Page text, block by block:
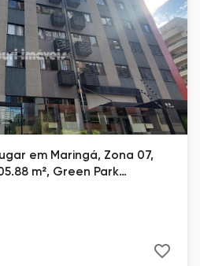
em Maringá, Zona 07,
m², Green Park